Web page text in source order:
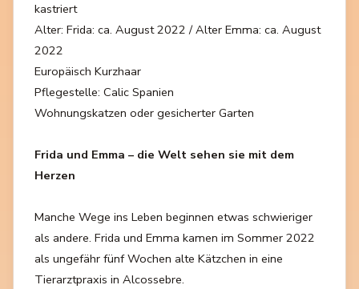
kastriert
Alter: Frida: ca. August 2022 / Alter Emma: ca. August
2022
Europäisch Kurzhaar
Pflegestelle: Calic Spanien
Wohnungskatzen oder gesicherter Garten
Frida und Emma – die Welt sehen sie mit dem
Herzen
Manche Wege ins Leben beginnen etwas schwieriger
als andere. Frida und Emma kamen im Sommer 2022
als ungefähr fünf Wochen alte Kätzchen in eine
Tierarztpraxis in Alcossebre.